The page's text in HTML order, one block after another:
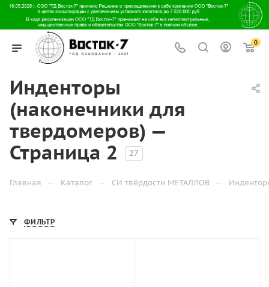
0
Инденторы
(наконечники для
твердомеров) —
Страница 2
27
Главная — Каталог — СИ твёрдости МЕТАЛЛОВ —
ФИЛЬТР